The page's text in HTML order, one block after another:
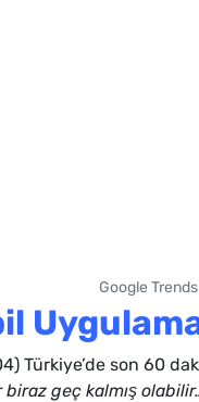
Google
Türkiye’de son
geç kalmış